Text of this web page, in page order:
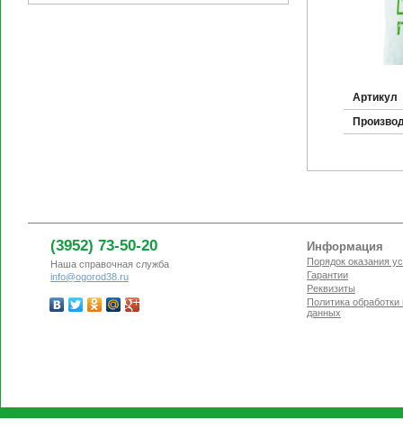
Артикул
(3952) 73-50-20
Наша справочная служба
info@ogorod38.ru
Информация
Порядок оказания
Гарантии
Реквизиты
Политика
данных